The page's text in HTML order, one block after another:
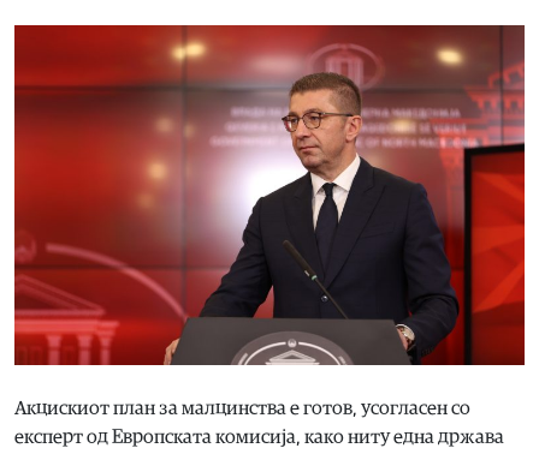
Акцискиот план за малцинства е готов, усогласен со
експерт од Европската комисија, како ниту една држава